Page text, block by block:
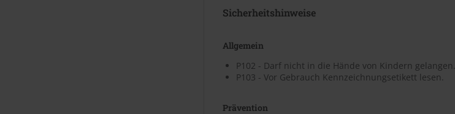
Sicherheitshinweise
Allgemein
P102 - Darf nicht in die Hände von Kindern gelangen.
P103 - Vor Gebrauch Kennzeichnungsetikett lesen.
Prävention